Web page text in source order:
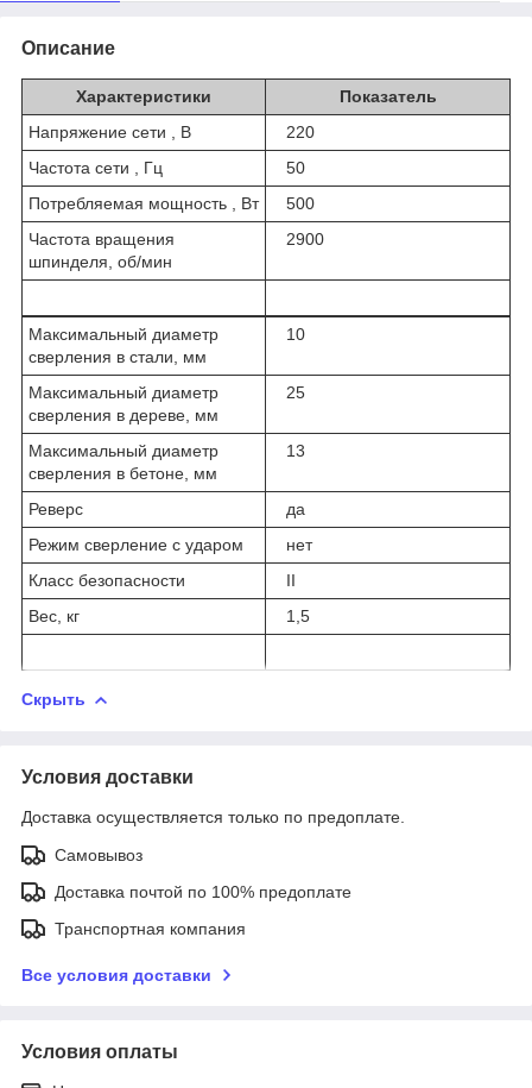
Описание
Характеристики
Показатель
Напряжение сети , В
220
Частота сети , Гц
50
Потребляемая мощность , Вт
500
Частота вращения
шпинделя, об/мин
2900
Максимальный диаметр
сверления в стали, мм
10
Максимальный диаметр
сверления в дереве, мм
25
Максимальный диаметр
сверления в бетоне, мм
13
Реверс
да
Режим сверление с ударом
нет
Класс безопасности
II
Вес, кг
1,5
Скрыть
Условия доставки
Доставка осуществляется только по предоплате.
Самовывоз
Доставка почтой по 100% предоплате
Транспортная компания
Все условия доставки
Условия оплаты